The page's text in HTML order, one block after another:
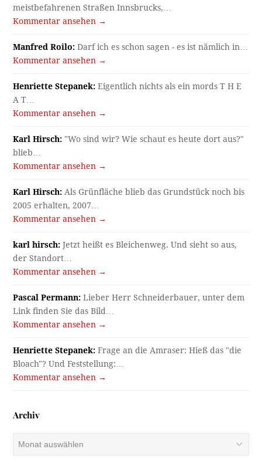
meistbefahrenen Straßen Innsbrucks,…
Kommentar ansehen →
Manfred Roilo: Darf ich es schon sagen - es ist nämlich in…
Kommentar ansehen →
Henriette Stepanek: Eigentlich nichts als ein mords T H E
A T…
Kommentar ansehen →
Karl Hirsch: "Wo sind wir? Wie schaut es heute dort aus?"
blieb…
Kommentar ansehen →
Karl Hirsch: Als Grünfläche blieb das Grundstück noch bis
2005 erhalten, 2007…
Kommentar ansehen →
karl hirsch: Jetzt heißt es Bleichenweg. Und sieht so aus,
der Standort…
Kommentar ansehen →
Pascal Permann: Lieber Herr Schneiderbauer, unter dem
Link finden Sie das Bild…
Kommentar ansehen →
Henriette Stepanek: Frage an die Amraser: Hieß das "die
Bloach"? Und Feststellung:…
Kommentar ansehen →
Archiv
Archiv